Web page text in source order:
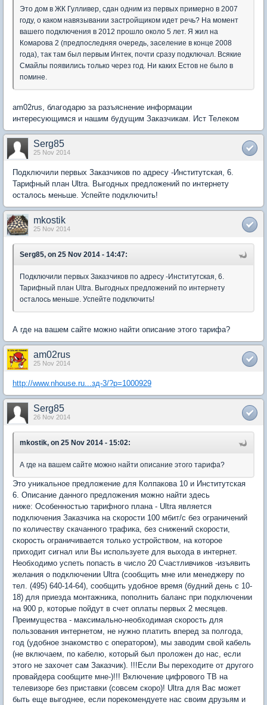
Это дом в ЖК Гулливер, сдан одним из первых примерно в 2007
году, о каком навязывании застройщиком идет речь? На момент
вашего подключения в 2012 прошло около 5 лет. Я жил на
Комарова 2 (предпоследняя очередь, заселение в конце 2008
года), так там был первым Интек, почти сразу подключал. Всякие
Смайлы появились только через год. Ни каких Естов не было в
помине.
am02rus, благодарю за разъяснение информации
интересующимся и нашим будущим Заказчикам. Ист Телеком
Serg85
25 Nov 2014
Подключили первых Заказчиков по адресу -Институтская, 6.
Тарифный план Ultra. Выгодных предложений по интернету
осталось меньше. Успейте подключить!
mkostik
25 Nov 2014
Serg85, on 25 Nov 2014 - 14:47:
Подключили первых Заказчиков по адресу -Институтская, 6.
Тарифный план Ultra. Выгодных предложений по интернету
осталось меньше. Успейте подключить!
А где на вашем сайте можно найти описание этого тарифа?
am02rus
25 Nov 2014
http://www.nhouse.ru...зд-3/?p=1000929
Serg85
26 Nov 2014
mkostik, on 25 Nov 2014 - 15:02:
А где на вашем сайте можно найти описание этого тарифа?
Это уникальное предложение для Колпакова 10 и Институтская
6. Описание данного предложения можно найти здесь
ниже: Особенностью тарифного плана - Ultra является
подключения Заказчика на скорости 100 мбит/с без ограничений
по количеству скачанного трафика, без снижений скорости,
скорость ограничивается только устройством, на которое
приходит сигнал или Вы используете для выхода в интернет.
Необходимо успеть попасть в число 20 Счастливчиков -изъявить
желания о подключении Ultra (сообщить мне или менеджеру по
тел. (495) 640-14-64), сообщить удобное время (будний день с 10-
18) для приезда монтажника, пополнить баланс при подключении
на 900 р, которые пойдут в счет оплаты первых 2 месяцев.
Преимущества - максимально-необходимая скорость для
пользования интернетом, не нужно платить вперед за полгода,
год (удобное знакомство с оператором), мы заводим свой кабель
(не включаем, по кабелю, который был проложен до нас, если
этого не захочет сам Заказчик). !!!Если Вы переходите от другого
провайдера сообщите мне-)!!! Включение цифрового ТВ на
телевизоре без приставки (совсем скоро)! Ultra для Вас может
быть еще выгоднее, если порекомендуете нас своим друзьям и